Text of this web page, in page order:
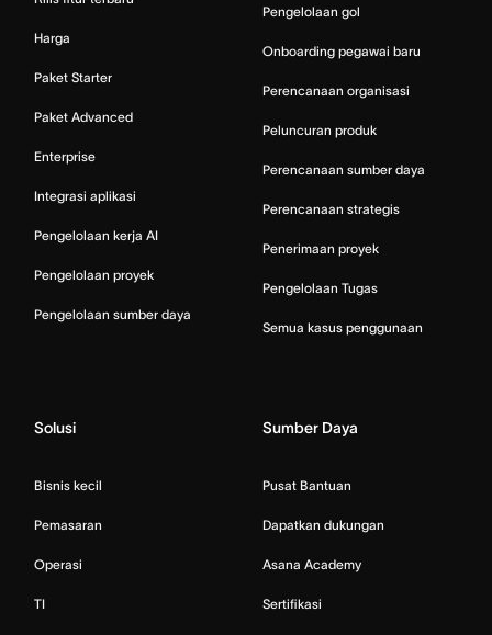
Harga
Paket Starter
Paket Advanced
Enterprise
Integrasi aplikasi
Pengelolaan kerja AI
Pengelolaan proyek
Pengelolaan sumber daya
Pengelolaan gol
Onboarding pegawai baru
Perencanaan organisasi
Peluncuran produk
Perencanaan sumber daya
Perencanaan strategis
Penerimaan proyek
Pengelolaan Tugas
Semua kasus penggunaan
Solusi
Bisnis kecil
Pemasaran
Operasi
TI
Sumber Daya
Pusat Bantuan
Dapatkan dukungan
Asana Academy
Sertifikasi